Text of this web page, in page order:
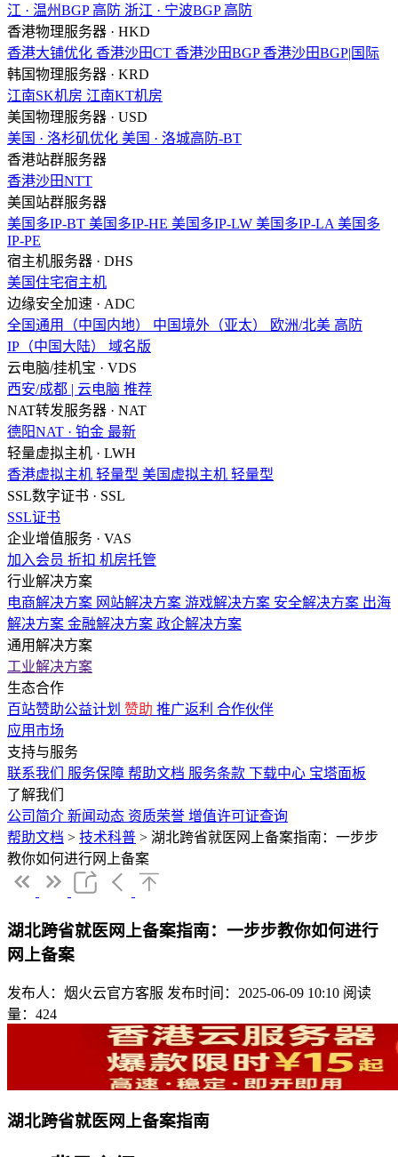
江 · 温州BGP 高防 浙江 · 宁波BGP 高防
香港物理服务器 · HKD
香港大铺优化 香港沙田CT 香港沙田BGP 香港沙田BGP|国际
韩国物理服务器 · KRD
江南SK机房 江南KT机房
美国物理服务器 · USD
美国 · 洛杉矶优化 美国 · 洛城高防-BT
香港站群服务器
香港沙田NTT
美国站群服务器
美国多IP-BT 美国多IP-HE 美国多IP-LW 美国多IP-LA 美国多
IP-PE
宿主机服务器 · DHS
美国住宅宿主机
边缘安全加速 · ADC
全国通用（中国内地）
中国境外（亚太） 欧洲/北美 高防
IP（中国大陆）
域名版
云电脑/挂机宝 · VDS
西安/成都 | 云电脑 推荐
NAT转发服务器 · NAT
德阳NAT · 铂金 最新
轻量虚拟主机 · LWH
香港虚拟主机 轻量型 美国虚拟主机 轻量型
SSL数字证书 · SSL
SSL证书
企业增值服务 · VAS
加入会员 折扣 机房托管
行业解决方案
电商解决方案 网站解决方案 游戏解决方案 安全解决方案 出海
解决方案 金融解决方案 政企解决方案
通用解决方案
工业解决方案
生态合作
百站赞助公益计划 赞助 推广返利 合作伙伴
应用市场
支持与服务
联系我们
服务保障 帮助文档 服务条款 下载中心 宝塔面板
了解我们
公司简介 新闻动态 资质荣誉 增值许可证查询
帮助文档 > 技术科普 > 湖北跨省就医网上备案指南：一步步
教你如何进行网上备案
湖北跨省就医网上备案指南：一步步教你如何进行
网上备案
发布人：烟火云官方客服 发布时间：2025-06-09 10:10 阅读
量：424
湖北跨省就医网上备案指南